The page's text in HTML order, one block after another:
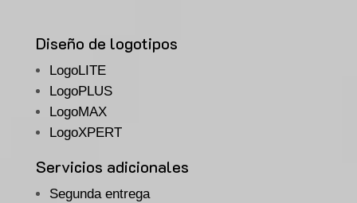
Diseño de logotipos
LogoLITE
LogoPLUS
LogoMAX
LogoXPERT
Servicios adicionales
Segunda entrega